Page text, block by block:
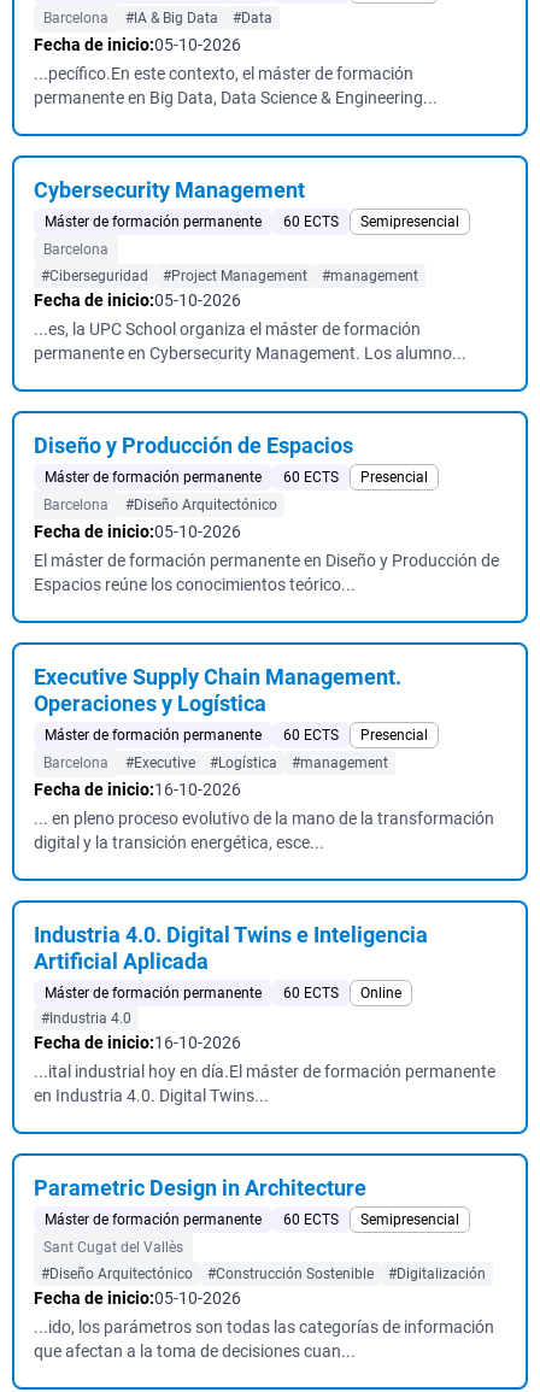
Barcelona
#IA & Big Data #Data
Fecha de inicio:05-10-2026
...pecífico.En este contexto, el máster de formación
permanente en Big Data, Data Science & Engineering...
Cybersecurity Management
Máster de formación permanente 60 ECTS
Semipresencial
Barcelona
#Ciberseguridad
#Project Management #management
Fecha de inicio:05-10-2026
...es, la UPC School organiza el máster de formación
permanente en Cybersecurity Management. Los alumno...
Diseño y Producción de Espacios
Máster de formación permanente 60 ECTS
Presencial
Barcelona
#Diseño Arquitectónico
Fecha de inicio:05-10-2026
El máster de formación permanente en Diseño y Producción de
Espacios reúne los conocimientos teórico...
Executive Supply Chain Management.
Operaciones y Logística
Máster de formación permanente 60 ECTS
Presencial
Barcelona
#Executive #Logística #management
Fecha de inicio:16-10-2026
... en pleno proceso evolutivo de la mano de la transformación
digital y la transición energética, esce...
Industria 4.0. Digital Twins e Inteligencia
Artificial Aplicada
Máster de formación permanente 60 ECTS
Online
#Industria 4.0
Fecha de inicio:16-10-2026
...ital industrial hoy en día.El máster de formación permanente
en Industria 4.0. Digital Twins...
Parametric Design in Architecture
Máster de formación permanente 60 ECTS
Semipresencial
Sant Cugat del Vallès
#Diseño Arquitectónico
#Construcción Sostenible #Digitalización
Fecha de inicio:05-10-2026
...ido, los parámetros son todas las categorías de información
que afectan a la toma de decisiones cuan...